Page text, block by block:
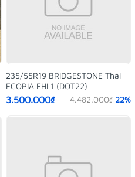
235/55R19 BRIDGESTONE Thái
ECOPIA EHL1 (DOT22)
3.500.000₫ 4.482.000₫ 22%